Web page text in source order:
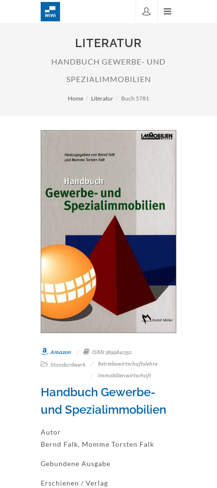
LITERATUR
HANDBUCH GEWERBE- UND
SPEZIALIMMOBILIEN
Home Literatur Buch 5781
Amazon
ISBN 3899841352
Standardwerk
Betriebswirtschaftslehre
Immobilienwirtschaft
Handbuch Gewerbe-
und Spezialimmobilien
Autor
Bernd Falk, Momme Torsten Falk
Gebundene Ausgabe
Erschienen / Verlag